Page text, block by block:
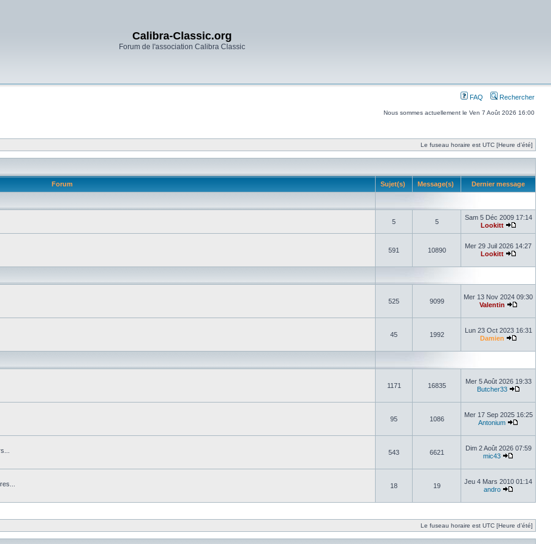
Calibra-Classic.org
Forum de l'association Calibra Classic
FAQ Rechercher
Nous sommes actuellement le Ven 7 Août 2026 16:00
Le fuseau horaire est UTC [Heure d’été]
Forum Sujet(s) Message(s) Dernier message
5 5
Sam 5 Déc 2009 17:14
Lookitt
591 10890
Mer 29 Juil 2026 14:27
Lookitt
525 9099
Mer 13 Nov 2024 09:30
Valentin
45 1992
Lun 23 Oct 2023 16:31
Damien
1171 16835
Mer 5 Août 2026 19:33
Butcher33
95 1086
Mer 17 Sep 2025 16:25
Antonium
543 6621
Dim 2 Août 2026 07:59
mic43
18 19
Jeu 4 Mars 2010 01:14
andro
Le fuseau horaire est UTC [Heure d’été]